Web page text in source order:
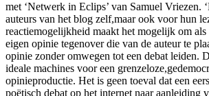
met ‘Netwerk in Eclips’ van Samuel Vriezen.
auteurs van het blog zelf,maar ook voor hun
reactiemogelijkheid maakt het mogelijk om
eigen opinie tegenover die van de auteur te
opinie zonder omwegen tot een debat leiden.
ideale machines voor een
opinieproductie. Het is geen toeval dat een
poëtisch debat op het internet naar aanleiding